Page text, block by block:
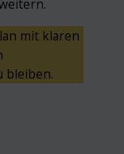
mit klaren
bleiben.